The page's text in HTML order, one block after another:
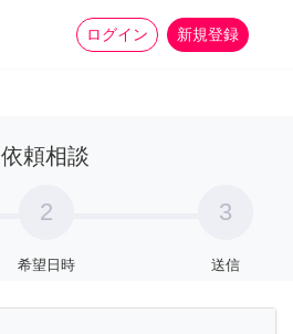
ログイン 新規登録
家事 more_horiz
依頼相談
2
希望日時
3
送信